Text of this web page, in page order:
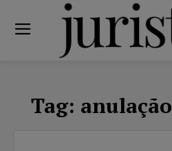
Tag: